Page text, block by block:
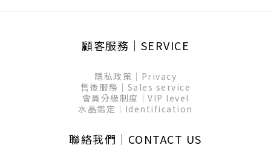
顧客服務│SERVICE
隱私政策│Privacy
售後服務│Sales service
會員分級制度│VIP level
水晶鑑定│Identification
聯絡我們│CONTACT US